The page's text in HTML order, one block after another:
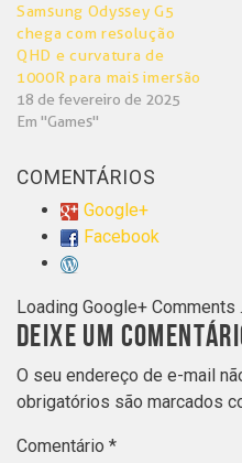
Samsung Odyssey G5
chega com resolução
QHD e curvatura de
1000R para mais imersão
18 de fevereiro de 2025
Em "Games"
COMENTÁRIOS
Google+
Facebook
Loading Google+ Comments
DEIXE UM
O seu endereço de e-mail
obrigatórios são marcados
Comentário *